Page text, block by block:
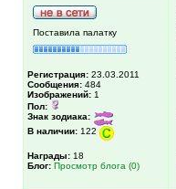
Поставила палатку
Регистрация: 23.03.2011
Сообщения: 484
Изображений: 1
Пол:
Знак зодиака:
В наличии: 122
Награды: 18
Блог: Просмотр блога (0)